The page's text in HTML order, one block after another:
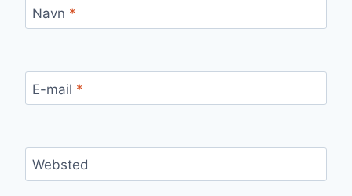
Navn *
E-mail *
Websted